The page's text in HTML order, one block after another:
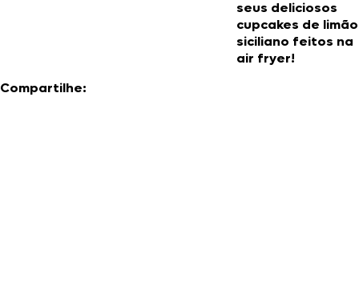
seus deliciosos
cupcakes de limão
siciliano feitos na
air fryer!
Compartilhe: